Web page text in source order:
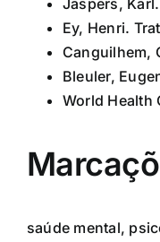
Ey, Henri.
Canguilhem,
Bleuler,
World Health
saúde mental,